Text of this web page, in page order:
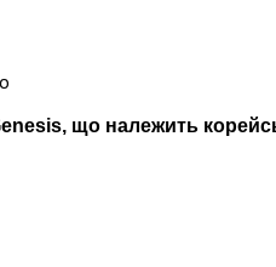
що належить